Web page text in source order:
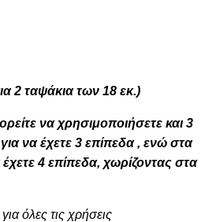
2 ταψάκια των 18 εκ.)
να χρησιμοποιήσετε και 3
να έχετε 3 επίπεδα , ενώ στα
4 επίπεδα, χωρίζοντας στα
όλες τις χρήσεις